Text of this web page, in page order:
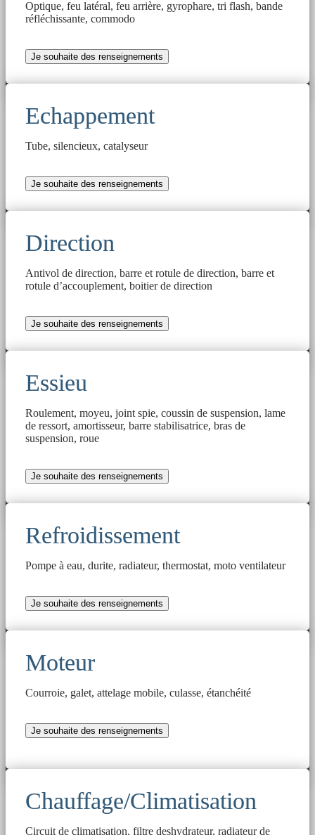
Optique, feu latéral, feu arrière, gyrophare, tri flash, bande
réfléchissante, commodo
Je souhaite des renseignements
Echappement
Tube, silencieux, catalyseur
Je souhaite des renseignements
Direction
Antivol de direction, barre et rotule de direction, barre et
rotule d’accouplement, boitier de direction
Je souhaite des renseignements
Essieu
Roulement, moyeu, joint spie, coussin de suspension, lame
de ressort, amortisseur, barre stabilisatrice, bras de
suspension, roue
Je souhaite des renseignements
Refroidissement
Pompe à eau, durite, radiateur, thermostat, moto ventilateur
Je souhaite des renseignements
Moteur
Courroie, galet, attelage mobile, culasse, étanchéité
Je souhaite des renseignements
Chauffage/Climatisation
Circuit de climatisation, filtre deshydrateur, radiateur de